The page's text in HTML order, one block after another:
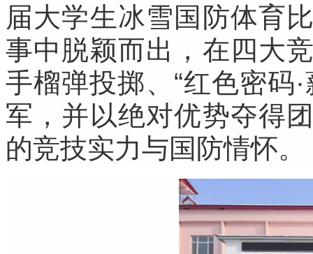
届大学生冰雪国防体育
事中脱颖而出，在四大
手榴弹投掷、“红色密码
军，并以绝对优势夺得
的竞技实力与国防情怀。